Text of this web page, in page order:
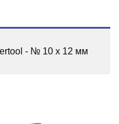
- № 10 x 12 мм